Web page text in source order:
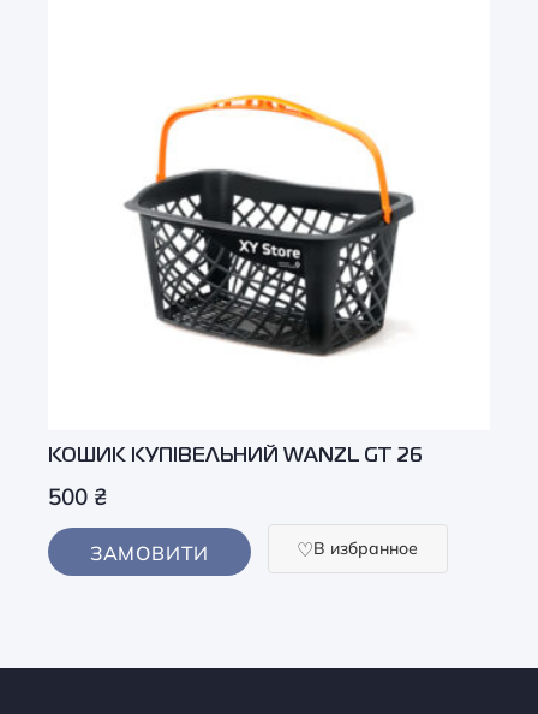
КОШИК КУПІВЕЛЬНИЙ WANZL GT 26
500 ₴
ЗАМОВИТИ В избранное